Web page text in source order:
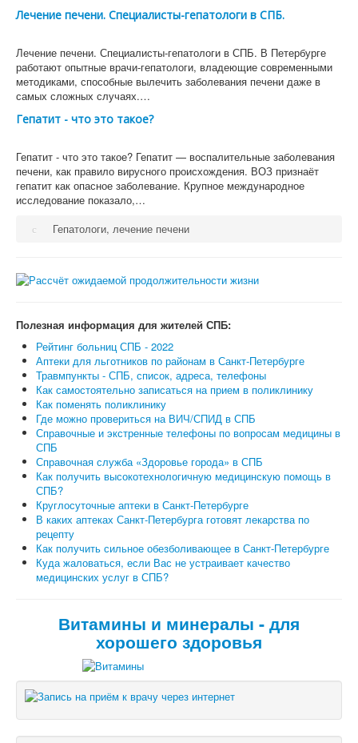
Лечение печени. Специалисты-гепатологи в СПБ.
Лечение печени. Специалисты-гепатологи в СПБ. В Петербурге
работают опытные врачи-гепатологи, владеющие современными
методиками, способные вылечить заболевания печени даже в
самых сложных случаях.…
Гепатит - что это такое?
Гепатит - что это такое? Гепатит — воспалительные заболевания
печени, как правило вирусного происхождения. ВОЗ признаёт
гепатит как опасное заболевание. Крупное международное
исследование показало,…
Гепатологи, лечение печени
Полезная информация для жителей СПБ:
Рейтинг больниц СПБ - 2022
Аптеки для льготников по районам в Санкт-Петербурге
Травмпункты - СПБ, список, адреса, телефоны
Как самостоятельно записаться на прием в поликлинику
Как поменять поликлинику
Где можно провериться на ВИЧ/СПИД в СПБ
Справочные и экстренные телефоны по вопросам медицины в
СПБ
Справочная служба «Здоровье города» в СПБ
Как получить высокотехнологичную медицинскую помощь в
СПБ?
Круглосуточные аптеки в Санкт-Петербурге
В каких аптеках Санкт-Петербурга готовят лекарства по
рецепту
Как получить сильное обезболивающее в Санкт-Петербурге
Куда жаловаться, если Вас не устраивает качество
медицинских услуг в СПБ?
Витамины и минералы - для
хорошего здоровья